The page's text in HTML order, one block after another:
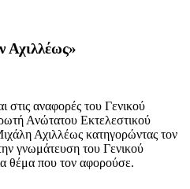
Αχιλλέως»
αναφορές του Γενικού
Ανώτατου Εκτελεστικού
Αχιλλέως κατηγορώντας τον
γνωμάτευση του Γενικού
θέμα που τον αφορούσε.